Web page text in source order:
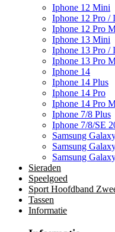
Iphone 12 Mini
Iphone 12 Pro /
Iphone 12 Pro
Iphone 13 Mini
Iphone 13 Pro /
Iphone 13 Pro
Iphone 14
Iphone 14 Plus
Iphone 14 Pro
Iphone 14 Pro
Iphone 7/8 Plus
Iphone 7/8/SE
Samsung
Samsung
Samsung
Sieraden
Speelgoed
Sport Hoofdband
Tassen
Informatie